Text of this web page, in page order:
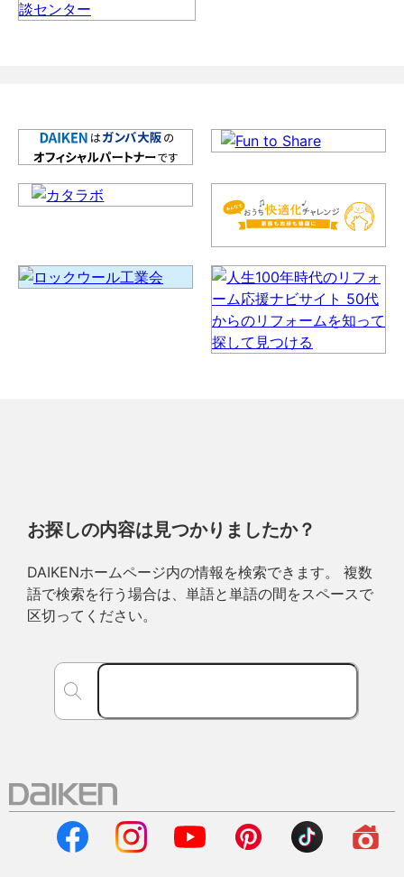
お探しの内容は見つかりましたか？
DAIKENホームページ内の情報を検索できます。 複数
語で検索を行う場合は、単語と単語の間をスペースで
区切ってください。